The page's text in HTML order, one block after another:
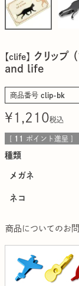
【clife】
クリップ
and life
商品番号 clip-bk
¥1,210税込
[ 11 ポイント進呈 ]
種類
メガネ
ネコ
商品についてのお